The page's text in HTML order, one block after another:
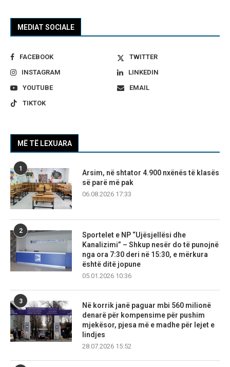
MEDIAT SOCIALE
FACEBOOK
TWITTER
INSTAGRAM
LINKEDIN
YOUTUBE
EMAIL
TIKTOK
MË TË LEXUARA
1
Arsim, në shtator 4.900 nxënës të klasës
së parë më pak
06.08.2026 17:33
2
Sportelet e NP “Ujësjellësi dhe
Kanalizimi” – Shkup nesër do të punojnë
nga ora 7:30 deri në 15:30, e mërkura
është ditë jopune
05.01.2026 10:36
3
Në korrik janë paguar mbi 560 milionë
denarë për kompensime për pushim
mjekësor, pjesa më e madhe për lejet e
lindjes
28.07.2026 15:52